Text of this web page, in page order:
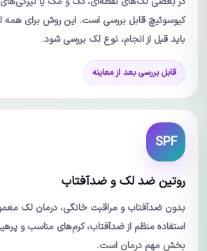
کیوسوئیچ قابل بررسی است. این روش برای
باید قبل از انجام، نوع لک بررسی شود.
قابل بررسی بعد از معاینه
SPF
روتین ضد لک و ضدآفتاب
بدون ضدآفتاب و مراقبت خانگی، درمان لک
استفاده منظم از ضدآفتاب، کرم‌های مناسب و
بخش مهم درمان است.